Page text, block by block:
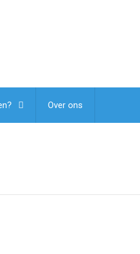
Over ons